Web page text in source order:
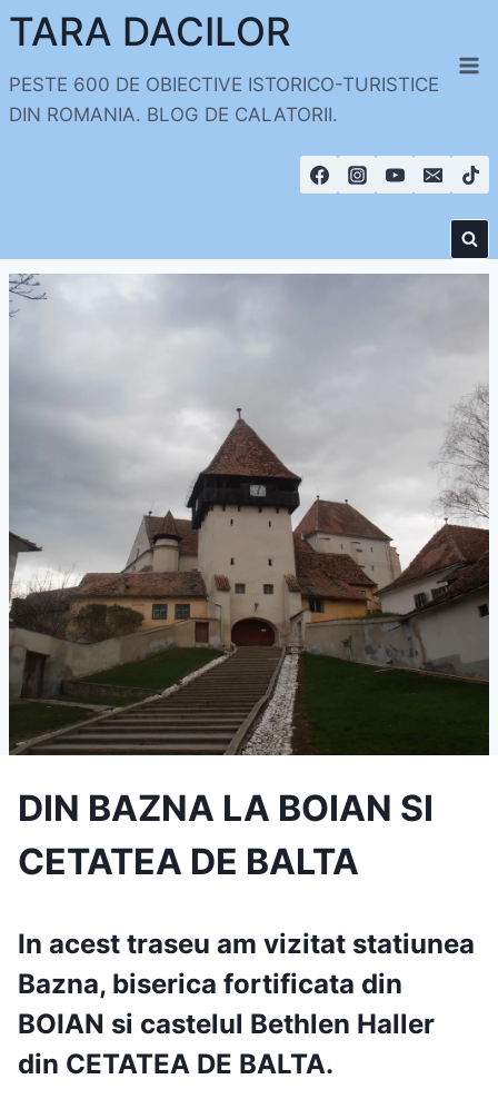
Skip
content
TARA DACILOR
PESTE 600 DE OBIECTIVE ISTORICO-TURISTICE
DIN ROMANIA. BLOG DE CALATORII.
DIN BAZNA LA BOIAN SI
CETATEA DE BALTA
In acest traseu am vizitat statiunea
Bazna, biserica fortificata din
BOIAN si castelul Bethlen Haller
din CETATEA DE BALTA.